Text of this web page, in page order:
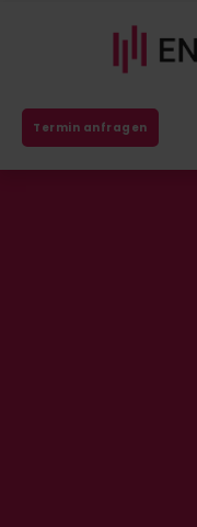
Termin anfragen